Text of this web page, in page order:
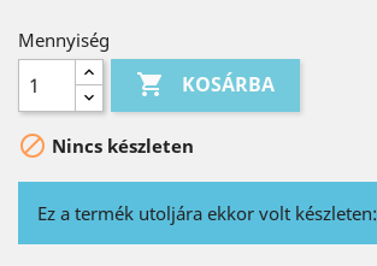
Mennyiség
 KOSÁRBA
 Nincs készleten
Ez a termék utoljára ekkor volt készleten: